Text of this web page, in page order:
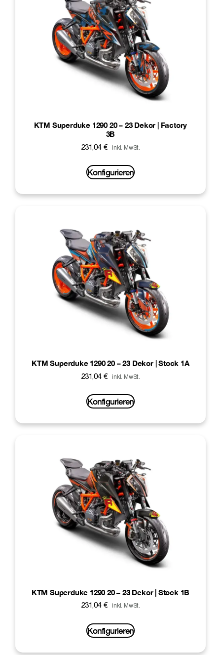
KTM Superduke 1290 20 – 23 Dekor | Factory
3B
231,04 € inkl. MwSt.
Konfigurieren
KTM Superduke 1290 20 – 23 Dekor | Stock 1A
231,04 € inkl. MwSt.
Konfigurieren
KTM Superduke 1290 20 – 23 Dekor | Stock 1B
231,04 € inkl. MwSt.
Konfigurieren